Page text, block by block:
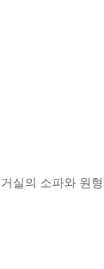
거실의 소파와 원